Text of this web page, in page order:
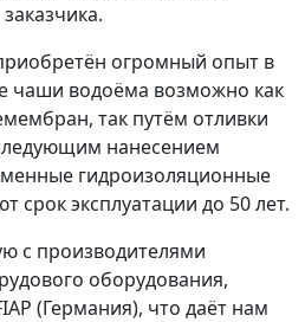
огромный опыт в
чаши водоёма возможно как
так путём отливки
нанесением
гидроизоляционные
срок эксплуатации до 50 лет.
с производителями
оборудования,
(Германия), что даёт нам